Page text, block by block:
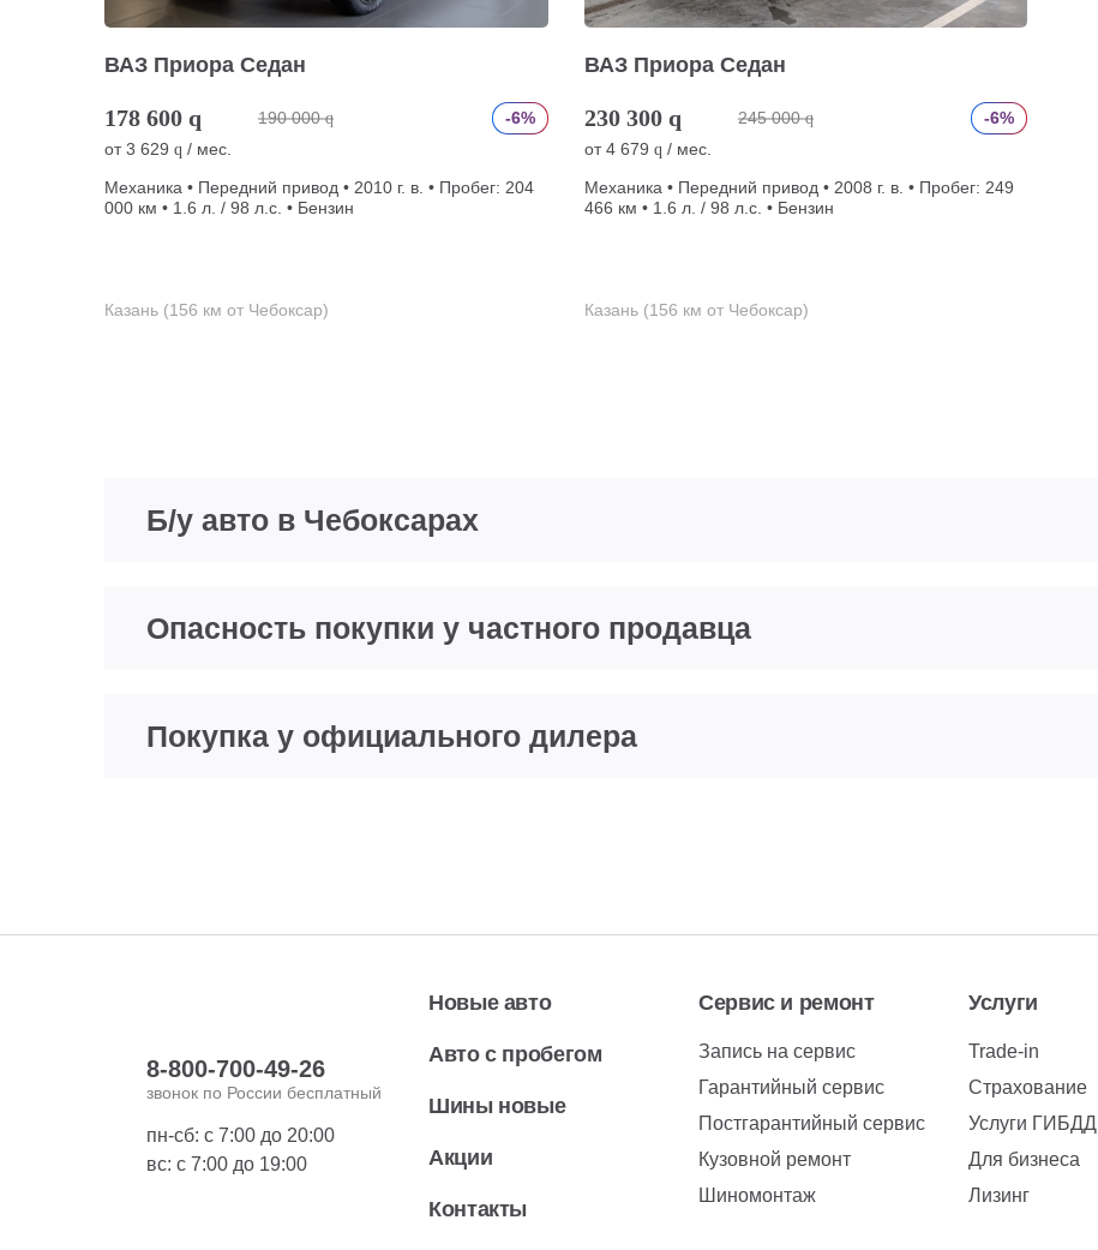
ВАЗ Приора Седан
178 600 q 190 000 q
-6%
от3 629 q / мес.
Механика • Передний привод • 2010 г. в. • Пробег: 204
000 км • 1.6 л. / 98 л.с. • Бензин
Казань (156 км от Чебоксар)
ВАЗ Приора Седан
230 300 q 245 000 q
-6%
от4 679 q / мес.
Механика • Передний привод • 2008 г. в. • Пробег: 249
466 км • 1.6 л. / 98 л.с. • Бензин
Казань (156 км от Чебоксар)
Б/у авто в Чебоксарах
Опасность покупки у частного продавца
Покупка у официального дилера
8-800-700-49-26
звонок по России бесплатный
пн-сб: с 7:00 до 20:00
вс: с 7:00 до 19:00
Новые авто
Авто с пробегом
Шины новые
Акции
Контакты
Сервис и ремонт
Запись на сервис
Гарантийный сервис
Постгарантийный сервис
Кузовной ремонт
Шиномонтаж
Услуги
Trade-in
Страхование
Услуги ГИБДД
Для бизнеса
Лизинг